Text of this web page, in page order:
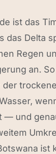
ist das
das Delta
Regen
an.
— und
ist